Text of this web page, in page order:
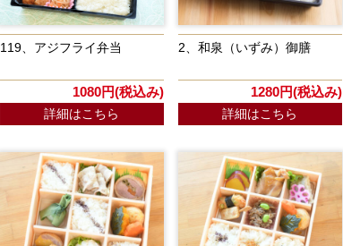
119、アジフライ弁当
1080円(税込み)
詳細はこちら
2、和泉（いずみ）御膳
1280円(税込み)
詳細はこちら